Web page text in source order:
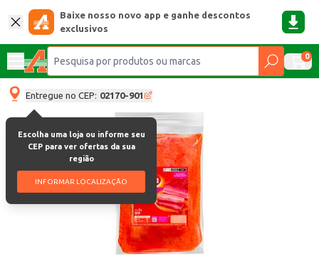
Baixe nosso novo app e ganhe descontos
exclusivos
0
Entregue no CEP: 02170-901
Escolha uma loja ou informe seu
CEP para ver ofertas da sua
região
INFORMAR LOCALIZAÇÃO